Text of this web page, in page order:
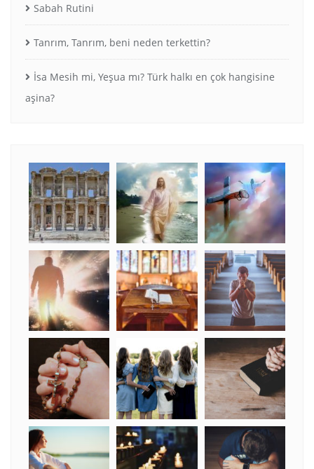
Sabah Rutini
Tanrım, Tanrım, beni neden terkettin?
İsa Mesih mi, Yeşua mı? Türk halkı en çok hangisine
aşina?